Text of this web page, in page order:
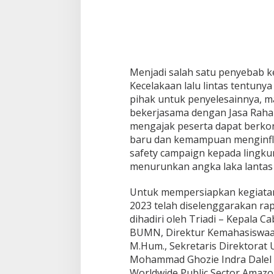
Menjadi salah satu penyebab
Kecelakaan lalu lintas
pihak untuk penyelesainnya,
bekerjasama dengan Jasa
mengajak peserta dapat
baru dan kemampuan
safety campaign kepada
menurunkan angka laka
Untuk mempersiapkan
2023 telah diselenggarakan
dihadiri oleh Triadi – Kepala
BUMN, Direktur
M.Hum., Sekretaris Direktorat
Mohammad Ghozie Indra